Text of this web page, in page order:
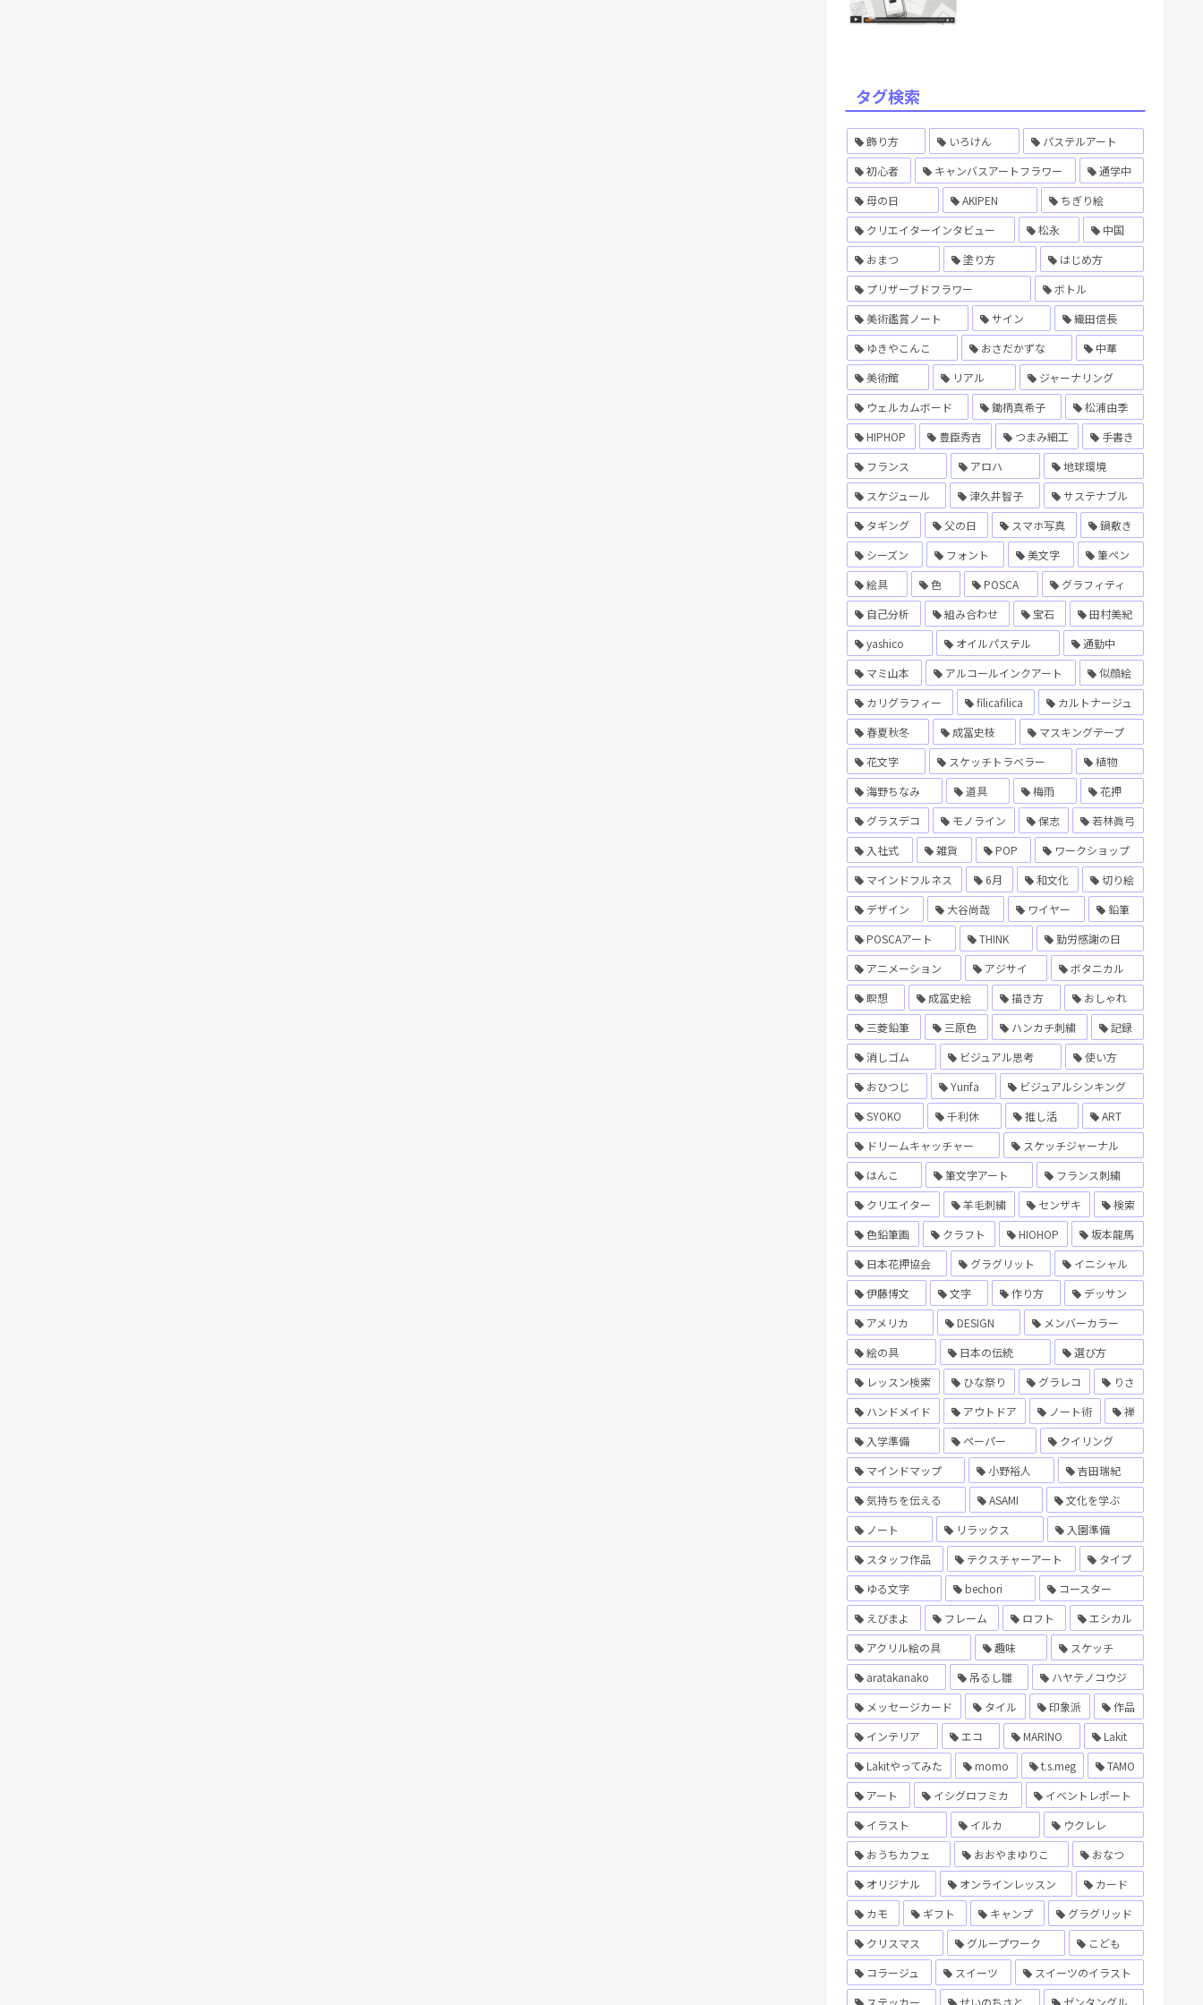
タグ検索
飾り方 いろけん
パステルアート
初心者
キャンバスアートフラワー
通学中
母の日
AKIPEN
ちぎり絵
クリエイターインタビュー
松永
中国
おまつ
塗り方
はじめ方
プリザーブドフラワー
ボトル
美術鑑賞ノート
サイン
織田信長
ゆきやこんこ
おさだかずな
中華
美術館
リアル
ジャーナリング
ウェルカムボード
鋤柄真希子
松浦由季
HIPHOP
豊臣秀吉 つまみ細工
手書き
フランス
アロハ
地球環境
スケジュール
津久井智子
サステナブル
タギング
父の日 スマホ写真
鍋敷き
シーズン
フォント 美文字
筆ペン
絵具
色 POSCA
グラフィティ
自己分析
組み合わせ 宝石
田村美紀
yashico
オイルパステル
通勤中
マミ山本
アルコールインクアート
似顔絵
カリグラフィー
filicafilica
カルトナージュ
春夏秋冬
成冨史枝
マスキングテープ
花文字
スケッチトラベラー
植物
海野ちなみ
道具 梅雨
花押
グラスデコ
モノライン 保志
若林眞弓
入社式
雑貨 POP
ワークショップ
マインドフルネス
6月 和文化
切り絵
デザイン
大谷尚哉 ワイヤー
鉛筆
POSCAアート
THINK
勤労感謝の日
アニメーション
アジサイ
ボタニカル
瞑想
成冨史絵 描き方
おしゃれ
三菱鉛筆
三原色 ハンカチ刺繍
記録
消しゴム
ビジュアル思考
使い方
おひつじ
Yurifa
ビジュアルシンキング
SYOKO
千利休 推し活
ART
ドリームキャッチャー
スケッチジャーナル
はんこ
筆文字アート
フランス刺繍
クリエイター
羊毛刺繍 センザキ
検索
色鉛筆画
クラフト HIOHOP
坂本龍馬
日本花押協会
グラグリット
イニシャル
伊藤博文
文字 作り方
デッサン
アメリカ
DESIGN
メンバーカラー
絵の具
日本の伝統
選び方
レッスン検索
ひな祭り グラレコ
りさ
ハンドメイド
アウトドア ノート術
禅
入学準備
ペーパー
クイリング
マインドマップ
小野裕人
吉田瑞紀
気持ちを伝える
ASAMI
文化を学ぶ
ノート
リラックス
入園準備
スタッフ作品
テクスチャーアート
タイプ
ゆる文字
bechori
コースター
えびまよ
フレーム ロフト
エシカル
アクリル絵の具
趣味
スケッチ
aratakanako
吊るし雛
ハヤテノコウジ
メッセージカード
タイル 印象派
作品
インテリア
エコ MARINO
Lakit
Lakitやってみた
momo t.s.meg
TAMO
アート
イシグロフミカ
イベントレポート
イラスト
イルカ
ウクレレ
おうちカフェ
おおやまゆりこ
おなつ
オリジナル
オンラインレッスン
カード
カモ
ギフト キャンプ
グラグリッド
クリスマス
グループワーク
こども
コラージュ
スイーツ
スイーツのイラスト
ステッカー
せいのちさと ゼンタングル